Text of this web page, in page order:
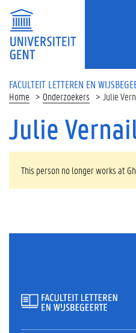
Overslaan en naar de inhoud gaan
FACULTEIT LETTEREN EN
Home Onderzoekers Julie
Julie
WAARSCHUWINGSBERICHT
This person no longer works at